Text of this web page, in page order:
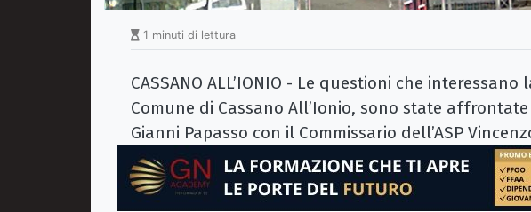
1 minuti di lettura
CASSANO ALL’IONIO - Le questioni che
Comune di Cassano All’Ionio, sono state
Gianni Papasso con il Commissario dell’ASP